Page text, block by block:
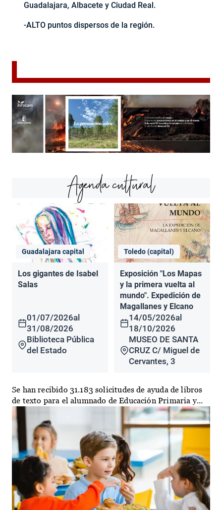
Guadalajara, Albacete y Ciudad Real.
-ALTO puntos dispersos de la región.
Agenda cultural
Guadalajara capital
Los gigantes de Isabel
Salas
01/07/2026al
31/08/2026
Biblioteca Pública
del Estado
Toledo (capital)
Exposición "Los Mapas
y la primera vuelta al
mundo". Expedición de
Magallanes y Elcano
14/05/2026al
18/10/2026
MUSEO DE SANTA
CRUZ C/ Miguel de
Cervantes, 3
Se han recibido 31.183 solicitudes de ayuda de libros
de texto para el alumnado de Educación Primaria y...